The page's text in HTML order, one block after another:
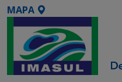
MAPA